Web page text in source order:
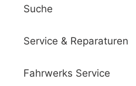
Suche
Service & Reparaturen
Fahrwerks Service